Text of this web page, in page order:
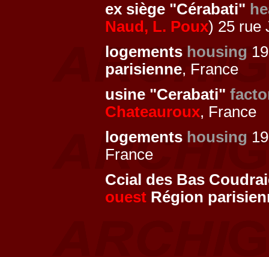
ex siège "Cérabati"
Naud, L. Poux) 25 rue
logements housing
parisienne, France
usine "Cerabati"
Chateauroux, France
logements housing
France
Ccial des Bas
ouest Région